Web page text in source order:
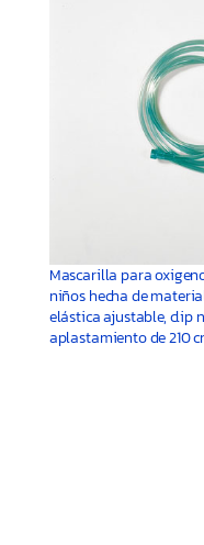
Mascarilla para
niños hecha de
elástica ajustable, clip
aplastamiento de 210